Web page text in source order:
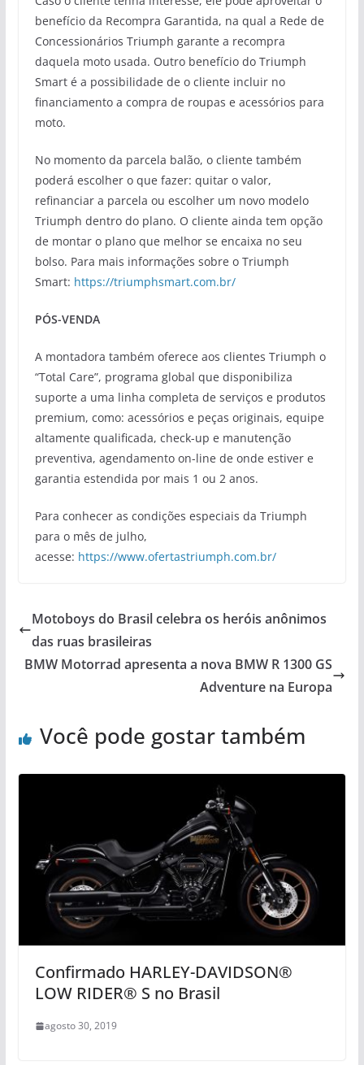
benefício da Recompra Garantida, na qual a Rede de
Concessionários Triumph garante a recompra
daquela moto usada. Outro benefício do Triumph
Smart é a possibilidade de o cliente incluir no
financiamento a compra de roupas e acessórios para
moto.
No momento da parcela balão, o cliente também
poderá escolher o que fazer: quitar o valor,
refinanciar a parcela ou escolher um novo modelo
Triumph dentro do plano. O cliente ainda tem opção
de montar o plano que melhor se encaixa no seu
bolso. Para mais informações sobre o Triumph
Smart: https://triumphsmart.com.br/
PÓS-VENDA
A montadora também oferece aos clientes Triumph o
“Total Care”, programa global que disponibiliza
suporte a uma linha completa de serviços e produtos
premium, como: acessórios e peças originais, equipe
altamente qualificada, check-up e manutenção
preventiva, agendamento on-line de onde estiver e
garantia estendida por mais 1 ou 2 anos.
Para conhecer as condições especiais da Triumph
para o mês de julho,
acesse: https://www.ofertastriumph.com.br/
Motoboys do Brasil celebra os heróis anônimos
das ruas brasileiras
BMW Motorrad apresenta a nova BMW R 1300 GS
Adventure na Europa
Você pode gostar também
Confirmado HARLEY-DAVIDSON®
LOW RIDER® S no Brasil
agosto 30, 2019